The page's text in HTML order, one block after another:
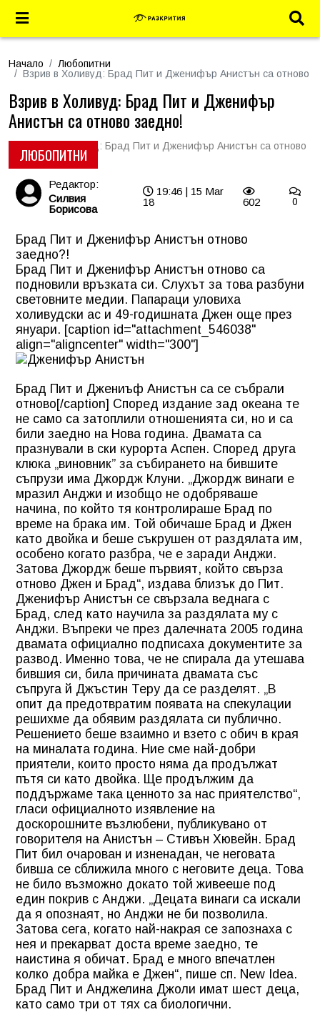
Начало
Любопитни
Взрив в Холивуд: Брад Пит и Дженифър Анистън са отново
ЛЮБОПИТНИ
Взрив в Холивуд: Брад Пит и Дженифър
Анистън са отново заедно!
Редактор:
Силвия
Борисова
19:46 | 15 Mar
18
602 0
Брад Пит и Дженифър Анистън отново
заедно?!
Брад Пит и Дженифър Анистън отново са
подновили връзката си. Слухът за това разбуни
световните медии. Папараци уловиха
холивудски ас и 49-годишната Джен още през
януари. [caption id="attachment_546038"
align="aligncenter" width="300"]
Брад Пит и Джениъф Анистън са се събрали
отново[/caption] Според издание зад океана те
не само са затоплили отношенията си, но и са
били заедно на Нова година. Двамата са
празнували в ски курорта Аспен. Според друга
клюка „виновник” за събирането на бившите
съпрузи има Джордж Клуни. „Джордж винаги е
мразил Анджи и изобщо не одобряваше
начина, по който тя контролираше Брад по
време на брака им. Той обичаше Брад и Джен
като двойка и беше съкрушен от раздялата им,
особено когато разбра, че е заради Анджи.
Затова Джордж беше първият, който свърза
отново Джен и Брад“, издава близък до Пит.
Дженифър Анистън се свързала веднага с
Брад, след като научила за раздялата му с
Анджи. Въпреки че през далечната 2005 година
двамата официално подписаха документите за
развод. Именно това, че не спирала да утешава
бившия си, била причината двамата със
съпруга й Джъстин Теру да се разделят. „В
опит да предотвратим появата на спекулации
решихме да обявим раздялата си публично.
Решението беше взаимно и взето с обич в края
на миналата година. Ние сме най-добри
приятели, които просто няма да продължат
пътя си като двойка. Ще продължим да
поддържаме така ценното за нас приятелство“,
гласи официалното изявление на
доскорошните възлюбени, публикувано от
говорителя на Анистън – Стивън Хювейн. Брад
Пит бил очарован и изненадан, че неговата
бивша се сближила много с неговите деца. Това
не било възможно докато той живееше под
един покрив с Анджи. „Децата винаги са искали
да я опознаят, но Анджи не би позволила.
Затова сега, когато най-накрая се запознаха с
нея и прекарват доста време заедно, те
наистина я обичат. Брад е много впечатлен
колко добра майка е Джен“, пише сп. New Idea.
Брад Пит и Анджелина Джоли имат шест деца,
като само три от тях са биологични.